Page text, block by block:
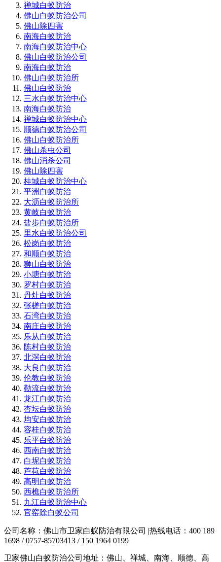
禅城白蚁防治
佛山白蚁防治公司
佛山除四害
南海白蚁防治
南海白蚁防治中心
佛山白蚁防治公司
南海白蚁防治
佛山白蚁防治所
佛山白蚁防治
三水白蚁防治中心
南海白蚁防治
禅城白蚁防治中心
顺德白蚁防治公司
佛山白蚁防治所
佛山杀虫公司
佛山消杀公司
佛山除四害
桂城白蚁防治中心
平洲白蚁防治
大沥白蚁防治所
黄岐白蚁防治
盐步白蚁防治所
里水白蚁防治公司
松岗白蚁防治
和顺白蚁防治
狮山白蚁防治
小塘白蚁防治
罗村白蚁防治
丹灶白蚁防治
张槎白蚁防治
石湾白蚁防治
南庄白蚁防治
乐从白蚁防治
陈村白蚁防治
北滘白蚁防治
大良白蚁防治
伦教白蚁防治
勒流白蚁防治
龙江白蚁防治
杏坛白蚁防治
均安白蚁防治
容桂白蚁防治
乐平白蚁防治
西南白蚁防治
白坭白蚁防治
芦苞白蚁防治
高明白蚁防治
西樵白蚁防治所
九江白蚁防治中心
官窑除白蚁公司
公司名称：佛山市卫家白蚁防治有限公司 |热线电话：400 189
1698 / 0757-85703413 / 150 1964 0199
卫家佛山白蚁防治公司地址：佛山、禅城、南海、顺德、高